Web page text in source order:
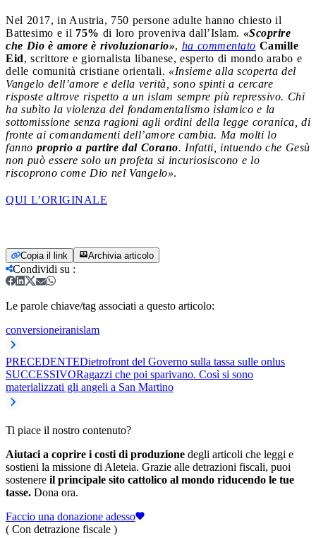
Nel 2017, in Austria, 750 persone adulte hanno chiesto il
Battesimo e il 75% di loro proveniva dall’Islam. «Scoprire
che Dio è amore è rivoluzionario», ha commentato Camille
Eid, scrittore e giornalista libanese, esperto di mondo arabo e
delle comunità cristiane orientali. «Insieme alla scoperta del
Vangelo dell’amore e della verità, sono spinti a cercare
risposte altrove rispetto a un islam sempre più repressivo. Chi
ha subìto la violenza del fondamentalismo islamico e la
sottomissione senza ragioni agli ordini della legge coranica, di
fronte ai comandamenti dell’amore cambia. Ma molti lo
fanno proprio a partire dal Corano. Infatti, intuendo che Gesù
non può essere solo un profeta si incuriosiscono e lo
riscoprono come Dio nel Vangelo».
QUI L’ORIGINALE
Copia il link Archivia articolo
Condividi su :
Le parole chiave/tag associati a questo articolo:
conversioneiranislam
PRECEDENTEDietrofront del Governo sulla tassa sulle onlus
SUCCESSIVORagazzi che poi sparivano. Così si sono
materializzati gli angeli a San Martino
Ti piace il nostro contenuto?
Aiutaci a coprire i costi di produzione degli articoli che leggi e
sostieni la missione di Aleteia. Grazie alle detrazioni fiscali, puoi
sostenere il principale sito cattolico al mondo riducendo le tue
tasse. Dona ora.
Faccio una donazione adesso
( Con detrazione fiscale )